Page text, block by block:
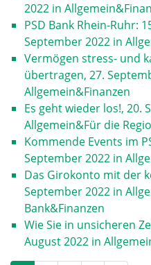
2022 in Allgemein&
PSD Bank Rhein-Ruhr:
September 2022 in
Vermögen stress- und
übertragen, 27.
Allgemein&Finanzen
Es geht wieder los!, 20.
Allgemein&Für die
Kommende Events im
September 2022 in
Das Girokonto mit der
September 2022 in
Bank&Finanzen
Wie Sie in unsicheren
August 2022 in